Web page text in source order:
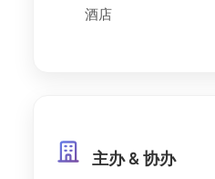
酒店
主办 & 协办